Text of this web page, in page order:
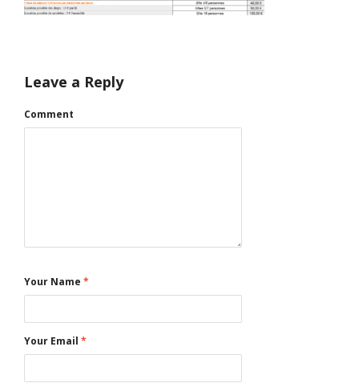
Leave a Reply
Comment
Your Name *
Your Email *